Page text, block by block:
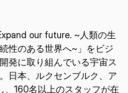
our future. ~人類の生
性のある世界へ~」をビジ
発に取り組んでいる宇宙ス
日本、ルクセンブルク、ア
、160名以上のスタッフが在